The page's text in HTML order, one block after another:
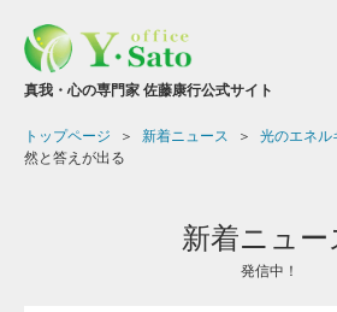
真我・心の専門家 佐藤康行公式サイト
トップページ 新着ニュース 光のエネル
然と答えが出る
新着ニュー
発信中！